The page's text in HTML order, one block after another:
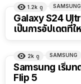
1.2k ดู SAMSUNG
Galaxy S24
เป็นการอัปเดตที่
2k ดู SAMSUNG
Samsung เริ่มท
Flip 5